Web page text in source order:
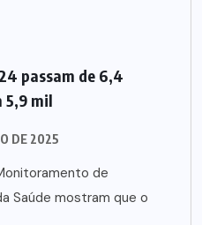
passam de 6,4
5,9 mil
DE 2025
de
Saúde mostram que o